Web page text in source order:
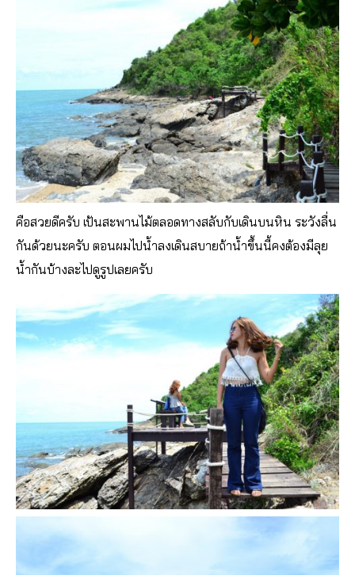
คือสวยดีครับ เป้นสะพานไม้ตลอดทางสลับกับเดินบนหิน ระวังลื่น
กันด้วยนะครับ ตอนผมไปน้ำลงเดินสบายถ้าน้ำขึ้นนี้คงต้องมีลุย
น้ำกันบ้างละไปดูรูปเลยครับ